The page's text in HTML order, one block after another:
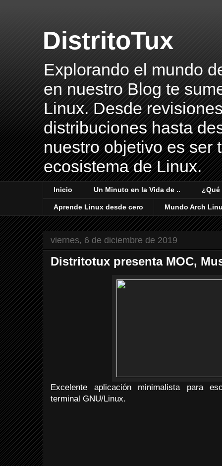
DistritoTux
Explorando el mundo
en nuestro Blog te
Linux. Desde
distribuciones hasta
nuestro objetivo es ser
ecosistema de Linux.
Inicio Un Minuto en la Vida de .. ¿Qué
Aprende Linux desde cero Mundo Arch
viernes, 6 de diciembre de 2019
Distritotux presenta MOC,
Excelente aplicación minimalista para
terminal GNU/Linux.